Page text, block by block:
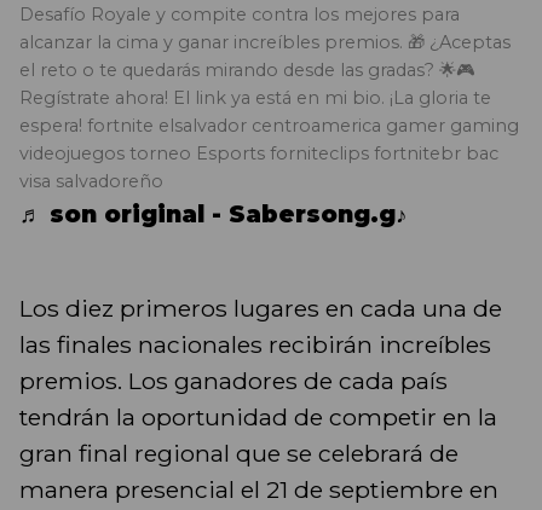
Desafío Royale y compite contra los mejores para
alcanzar la cima y ganar increíbles premios. 🎁 ¿Aceptas
el reto o te quedarás mirando desde las gradas? 🌟🎮
Regístrate ahora! El link ya está en mi bio. ¡La gloria te
espera! fortnite elsalvador centroamerica gamer gaming
videojuegos torneo Esports forniteclips fortnitebr bac
visa salvadoreño
♬ son original - Sabersong.g♪
Los diez primeros lugares en cada una de
las finales nacionales recibirán increíbles
premios. Los ganadores de cada país
tendrán la oportunidad de competir en la
gran final regional que se celebrará de
manera presencial el 21 de septiembre en